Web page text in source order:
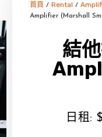
首頁 / Rental /
Amplifier (Marshall
結
日租: $